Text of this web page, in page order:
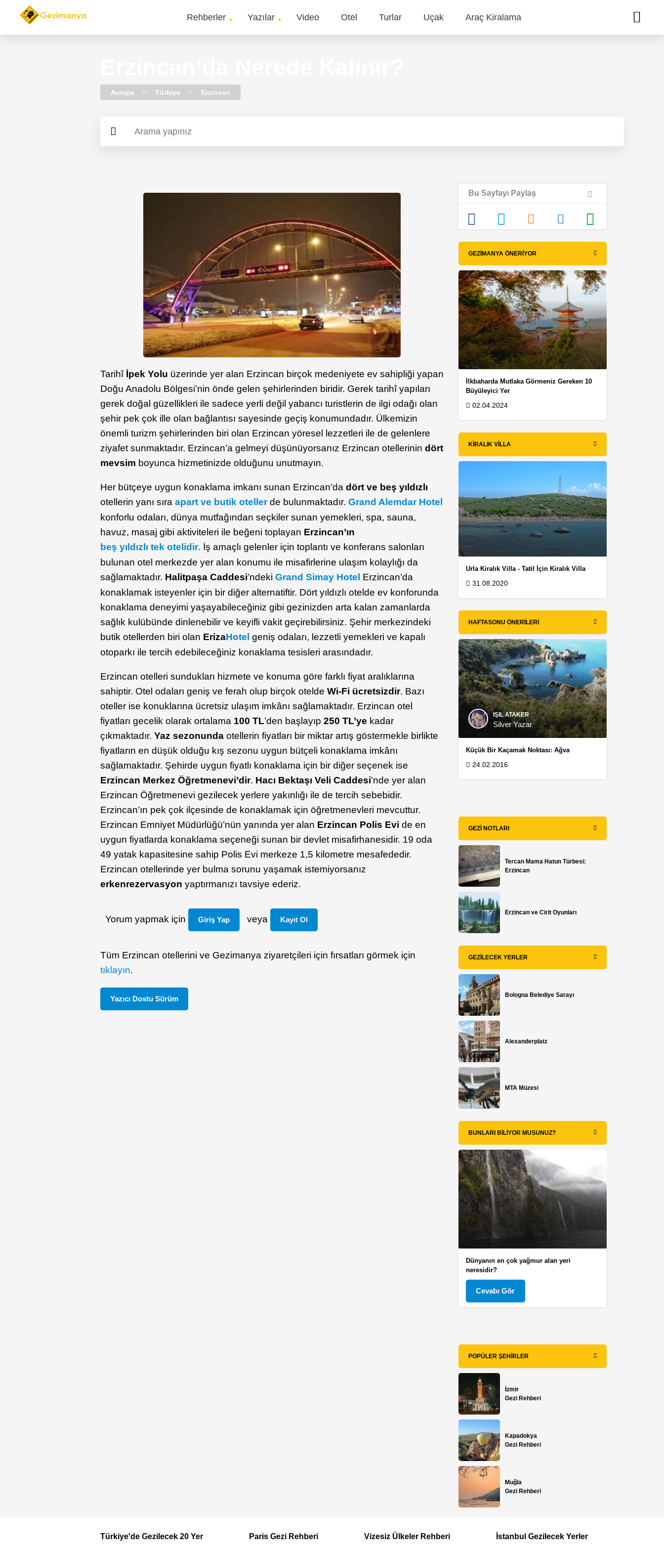
Main
Rehberler Yazılar Video Otel Turlar Uçak Araç Kiralama
Avrupa Türkiye Erzincan
Tarihî İpek Yolu üzerinde yer alan Erzincan birçok medeniyete ev sahipliği yapan
Doğu Anadolu Bölgesi’nin önde gelen şehirlerinden biridir. Gerek tarihî yapıları
gerek doğal güzellikleri ile sadece yerli değil yabancı turistlerin de ilgi odağı olan
şehir pek çok ille olan bağlantısı sayesinde geçiş konumundadır. Ülkemizin
önemli turizm şehirlerinden biri olan Erzincan yöresel lezzetleri ile de gelenlere
ziyafet sunmaktadır. Erzincan’a gelmeyi düşünüyorsanız Erzincan otellerinindört
mevsim boyunca hizmetinizde olduğunu unutmayın.
Her bütçeye uygun konaklama imkanı sunan Erzincan’dadört ve beş yıldızlı
otellerin yanı sıraapart ve butik otellerde bulunmaktadır.Grand Alemdar Hotel
konforlu odaları, dünya mutfağından seçkiler sunan yemekleri, spa, sauna,
havuz, masaj gibi aktiviteleri ile beğeni toplayan Erzincan’ın
beş yıldızlı tek otelidir. İş amaçlı gelenler için toplantı ve konferans salonları
bulunan otel merkezde yer alan konumu ile misafirlerine ulaşım kolaylığı da
sağlamaktadır. Halitpaşa Caddesi’ndekiGrand Simay Hotel Erzincan’da
konaklamak isteyenler için bir diğer alternatiftir. Dört yıldızlı otelde ev konforunda
konaklama deneyimi yaşayabileceğiniz gibi gezinizden arta kalan zamanlarda
sağlık kulübünde dinlenebilir ve keyifli vakit geçirebilirsiniz. Şehir merkezindeki
butik otellerden biri olan ErizaHotel geniş odaları, lezzetli yemekleri ve kapalı
otoparkı ile tercih edebileceğiniz konaklama tesisleri arasındadır.
Erzincan otelleri sundukları hizmete ve konuma göre farklı fiyat aralıklarına
sahiptir. Otel odaları geniş ve ferah olup birçok otelde Wi-Fi ücretsizdir. Bazı
oteller ise konuklarına ücretsiz ulaşım imkânı sağlamaktadır. Erzincan otel
fiyatları gecelik olarak ortalama 100 TL’den başlayıp250 TL’ye kadar
çıkmaktadır.Yaz sezonunda otellerin fiyatları bir miktar artış göstermekle birlikte
fiyatların en düşük olduğu kış sezonu uygun bütçeli konaklama imkânı
sağlamaktadır. Şehirde uygun fiyatlı konaklama için bir diğer seçenek ise
Erzincan Merkez Öğretmenevi’dir. Hacı Bektaşı Veli Caddesi’nde yer alan
Erzincan Öğretmenevi gezilecek yerlere yakınlığı ile de tercih sebebidir.
Erzincan’ın pek çok ilçesinde de konaklamak için öğretmenevleri mevcuttur.
Erzincan Emniyet Müdürlüğü’nün yanında yer alan Erzincan Polis Evi de en
uygun fiyatlarda konaklama seçeneği sunan bir devlet misafirhanesidir. 19 oda
49 yatak kapasitesine sahip Polis Evi merkeze 1,5 kilometre mesafededir.
Erzincan otellerinde yer bulma sorunu yaşamak istemiyorsanız
erkenrezervasyon yaptırmanızı tavsiye ederiz.
Yorum yapmak için Giriş Yap veya Kayıt Ol
Tüm Erzincan otellerini ve Gezimanya ziyaretçileri için fırsatları görmek için
tıklayın.
Yazıcı Dostu Sürüm
Bu Sayfayı Paylaş
GEZIMANYA ÖNERIYOR
İlkbaharda Mutlaka Görmeniz Gereken 10
Büyüleyici Yer
02.04.2024
KIRALIK VILLA
Urla Kiralık Villa - Tatil İçin Kiralık Villa
31.08.2020
HAFTASONU ÖNERILERI
IŞIL ATAKER
Silver Yazar
Küçük Bir Kaçamak Noktası: Ağva
24.02.2016
GEZI NOTLARI
Tercan Mama Hatun Türbesi:
Erzincan
Erzincan ve Cirit Oyunları
GEZILECEK YERLER
Bologna Belediye Sarayı
Alexanderplatz
MTA Müzesi
BUNLARI BILIYOR MUSUNUZ?
Dünyanın en çok yağmur alan yeri
neresidir?
Cevabı Gör
POPÜLER ŞEHIRLER
İzmir
Gezi Rehberi
Kapadokya
Gezi Rehberi
Muğla
Gezi Rehberi
Türkiye'de Gezilecek 20 Yer Paris Gezi Rehberi Vizesiz Ülkeler Rehberi İstanbul Gezilecek Yerler